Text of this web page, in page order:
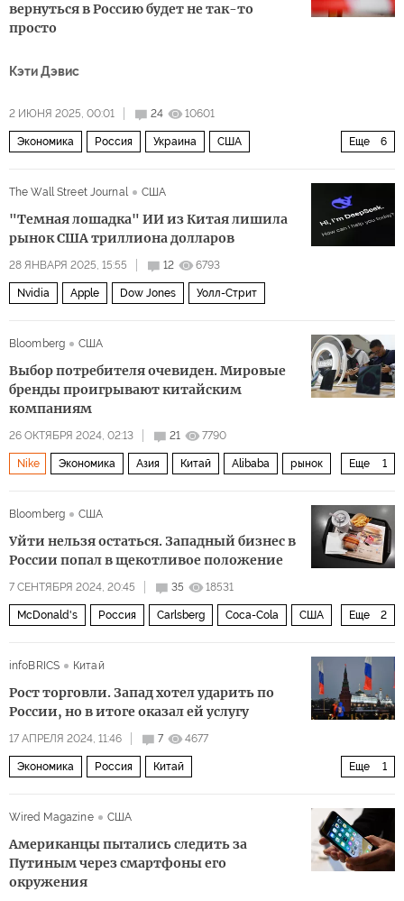
вернуться в Россию будет не так-то
просто
Кэти Дэвис
2 ИЮНЯ 2025, 00:01 24 10601
Еще 6
Экономика Россия Украина США
The Wall Street Journal США
"Темная лошадка" ИИ из Китая лишила
рынок США триллиона долларов
28 ЯНВАРЯ 2025, 15:55 12 6793
Nvidia Apple Dow Jones Уолл-Стрит
Bloomberg США
Выбор потребителя очевиден. Мировые
бренды проигрывают китайским
компаниям
26 ОКТЯБРЯ 2024, 02:13 21 7790
Еще 1
Nike Экономика Азия Китай Alibaba рынок
Bloomberg
США
Уйти нельзя остаться. Западный бизнес в
России попал в щекотливое положение
7 СЕНТЯБРЯ 2024, 20:45 35 18531
Еще 2
McDonald's Россия Carlsberg Coca-Cola США
infoBRICS
Китай
Рост торговли. Запад хотел ударить по
России, но в итоге оказал ей услугу
17 АПРЕЛЯ 2024, 11:46 7 4677
Еще 1
Экономика Россия Китай
Wired Magazine
США
Американцы пытались следить за
Путиным через смартфоны его
окружения